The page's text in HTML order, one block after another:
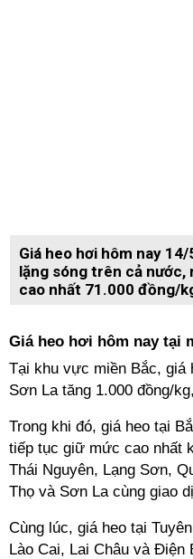
Giá heo hơi hôm nay 14/
lặng sóng trên cả nước,
cao nhất 71.000 đồng/
Giá heo hơi hôm nay tại
Tại khu vực miền Bắc, giá
Sơn La tăng 1.000 đồng/
Trong khi đó, giá heo tại
tiếp tục giữ mức cao nhất
Thái Nguyên, Lạng Sơn,
Thọ và Sơn La cùng giao
Cùng lúc, giá heo tại
Lào Cai, Lai Châu và